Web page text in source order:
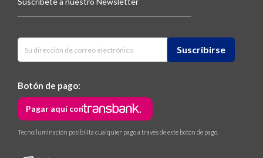
Botón de pago:
Pagar aquí con
Tecnoiluminación posibilita cualquier pago a través de este botón de pago.